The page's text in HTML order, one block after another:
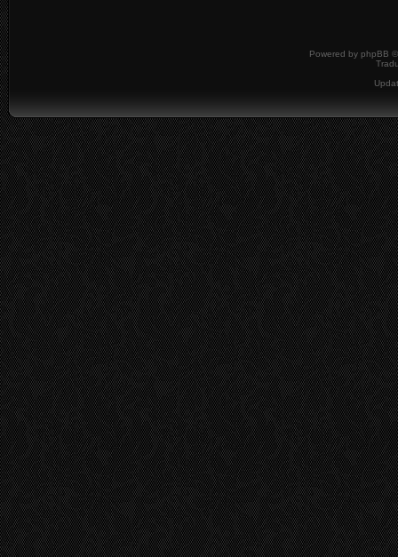
Powered by phpBB